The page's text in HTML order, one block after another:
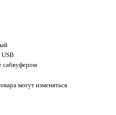
сабвуфером
могут изменяться